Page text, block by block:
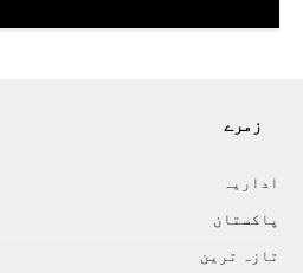
زمرے
اداريہ
پاکستان
تازہ ترين